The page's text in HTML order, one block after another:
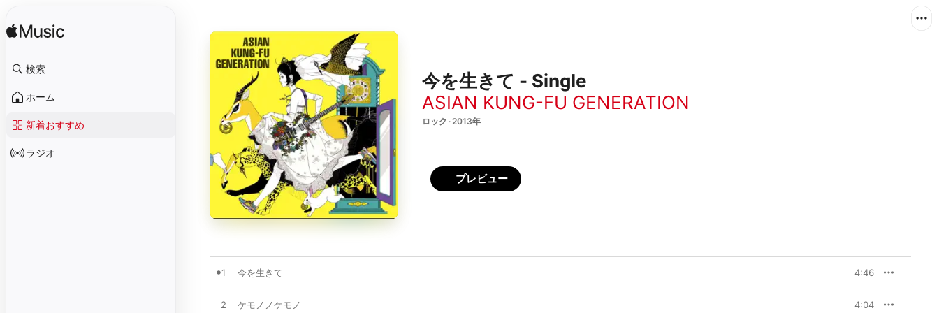
検索
ホーム
新着おすすめ
ラジオ
今を生きて - Single
ASIAN KUNG-FU GENERATION
ロック · 2013年
プレビュー
1 今を生きて 4:46
2 ケモノノケモノ 4:04